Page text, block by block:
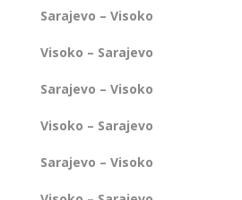
Sarajevo – Visoko
Visoko – Sarajevo
Sarajevo – Visoko
Visoko – Sarajevo
Sarajevo – Visoko